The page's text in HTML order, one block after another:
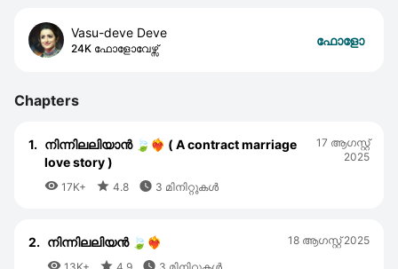
Vasu-deve Deve
24K ഫോളോവേഴ്സ്
ഫോളോ
Chapters
1. നിന്നിലലിയാൻ 🍃❤️‍🔥 ( A contract marriage
love story )
 17K+  4.8  3 മിനിറ്റുകൾ
17 ആഗസ്റ്റ്‌
2025
2. നിന്നിലലിയൻ 🍃❤️‍🔥
  
18 ആഗസ്റ്റ്‌ 2025